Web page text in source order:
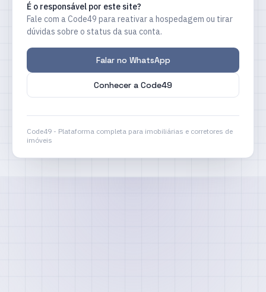
É o responsável por este site?
Fale com a Code49 para reativar a hospedagem ou tirar
dúvidas sobre o status da sua conta.
Falar no WhatsApp
Conhecer a Code49
Code49 - Plataforma completa para imobiliárias e corretores de
imóveis